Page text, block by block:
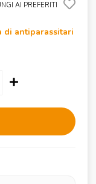
AI PREFERITI
di antiparassitari